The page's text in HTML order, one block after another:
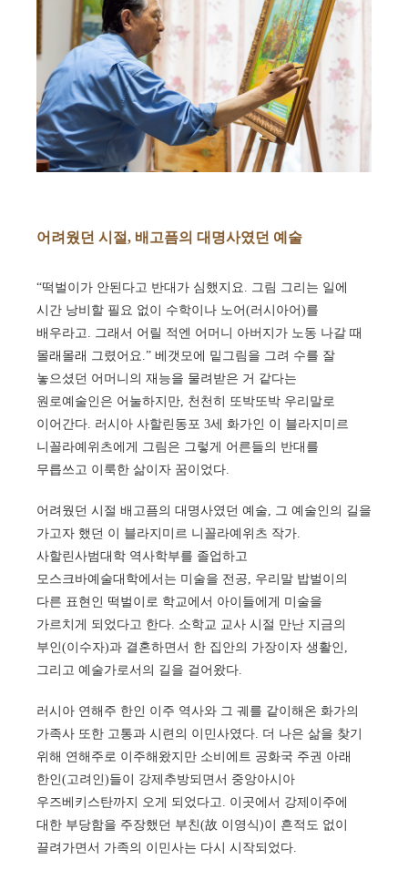
어려웠던 시절, 배고픔의 대명사였던 예술
“떡벌이가 안된다고 반대가 심했지요. 그림 그리는 일에
시간 낭비할 필요 없이 수학이나 노어(러시아어)를
배우라고. 그래서 어릴 적엔 어머니 아버지가 노동 나갈 때
몰래몰래 그렸어요.” 베갯모에 밑그림을 그려 수를 잘
놓으셨던 어머니의 재능을 물려받은 거 같다는
원로예술인은 어눌하지만, 천천히 또박또박 우리말로
이어간다. 러시아 사할린동포 3세 화가인 이 블라지미르
니꼴라예위츠에게 그림은 그렇게 어른들의 반대를
무릅쓰고 이룩한 삶이자 꿈이었다.
어려웠던 시절 배고픔의 대명사였던 예술, 그 예술인의 길을
가고자 했던 이 블라지미르 니꼴라예위츠 작가.
사할린사범대학 역사학부를 졸업하고
모스크바예술대학에서는 미술을 전공, 우리말 밥벌이의
다른 표현인 떡벌이로 학교에서 아이들에게 미술을
가르치게 되었다고 한다. 소학교 교사 시절 만난 지금의
부인(이수자)과 결혼하면서 한 집안의 가장이자 생활인,
그리고 예술가로서의 길을 걸어왔다.
러시아 연해주 한인 이주 역사와 그 궤를 같이해온 화가의
가족사 또한 고통과 시련의 이민사였다. 더 나은 삶을 찾기
위해 연해주로 이주해왔지만 소비에트 공화국 주권 아래
한인(고려인)들이 강제추방되면서 중앙아시아
우즈베키스탄까지 오게 되었다고. 이곳에서 강제이주에
대한 부당함을 주장했던 부친(故 이영식)이 흔적도 없이
끌려가면서 가족의 이민사는 다시 시작되었다.